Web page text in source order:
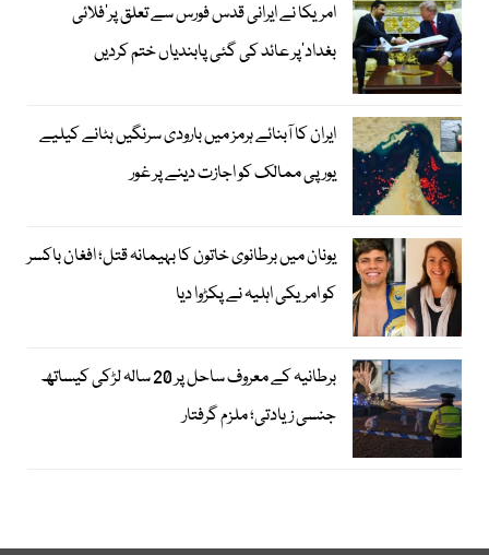
امریکا نے ایرانی قدس فورس سے تعلق پر’فلائی
بغداد‘پر عائد کی گئی پابندیاں ختم کردیں
ایران کا آبنائے ہرمز میں بارودی سرنگیں ہٹانے کیلیے
یورپی ممالک کو اجازت دینے پر غور
یونان میں برطانوی خاتون کا بہیمانہ قتل؛ افغان باکسر
کو امریکی اہلیہ نے پکڑوا دیا
برطانیہ کے معروف ساحل پر 20 سالہ لڑکی کیساتھ
جنسی زیادتی؛ ملزم گرفتار